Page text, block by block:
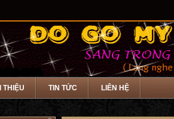
THIỆU TIN TỨC LIÊN HỆ